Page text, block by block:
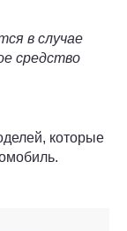
в случае
средство
которые